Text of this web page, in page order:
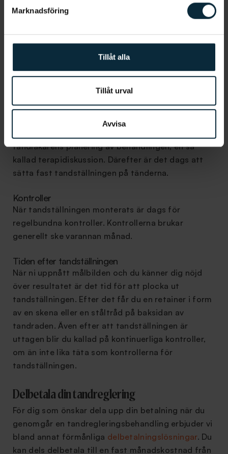
Marknadsföring
Tillåt alla
Tillåt urval
Avvisa
gällande dina tänder sker. Allt för att tandläkaren
ska få en sådan klar bild som möjligt och anpassa
Om du inte varit på en basundersökning hos
tandläkaren under de senaste sex månaderna skall
Diskussion och insättning
tandläkarens planering av behandlingen, en så
kallad terapidiskussion. Därefter är det dags att
sätta fast tandställningen på tänderna.
Kontroller
När tandställningen monterats är dags för
regelbundna kontroller. Kontrollerna brukar
generellt ske varannan månad.
Tiden efter tandställningen
När ni uppnått målbilden och du känner dig nöjd
över resultatet är det tid för att plocka ut
tandställningen. Efter det får du en retainer i form
av en skena eller en ståltråd på baksidan av
tandraden. Även efter att tandställningen är
uttagen blir du kallad på kontinuerliga kontroller,
om än inte lika täta som kontrollerna för
tandställningen.
Delbetala din tandreglering
För dig som önskar dela upp din betalning när du
genomgår en tandregleringsbehandling erbjuder vi
bland annat förmånliga delbetalningslösningar. Du
kan dels delbetala till en fast månadskostnad från